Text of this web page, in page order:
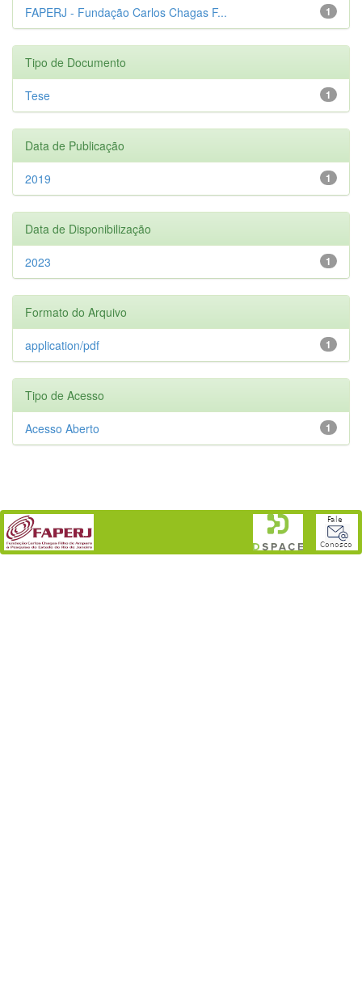
1
FAPERJ - Fundação Carlos Chagas F...
Tipo de Documento
1
Tese
Data de Publicação
1
2019
Data de Disponibilização
1
2023
Formato do Arquivo
1
application/pdf
Tipo de Acesso
1
Acesso Aberto